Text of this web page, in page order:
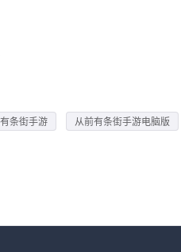
条街手游 从前有条街手游电脑版